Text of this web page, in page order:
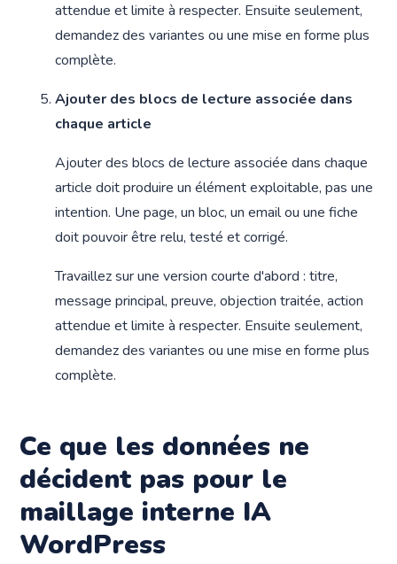
attendue et limite à respecter. Ensuite seulement,
demandez des variantes ou une mise en forme plus
complète.
Ajouter des blocs de lecture associée dans
chaque article
Ajouter des blocs de lecture associée dans chaque
article doit produire un élément exploitable, pas une
intention. Une page, un bloc, un email ou une fiche
doit pouvoir être relu, testé et corrigé.
Travaillez sur une version courte d'abord : titre,
message principal, preuve, objection traitée, action
attendue et limite à respecter. Ensuite seulement,
demandez des variantes ou une mise en forme plus
complète.
Ce que les données ne
décident pas pour le
maillage interne IA
WordPress